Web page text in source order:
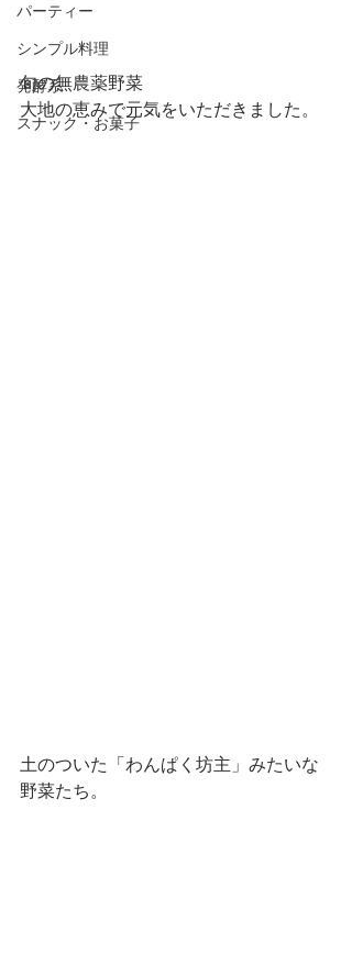
パーティー
シンプル料理
発酵系
スナック・お菓子
旬の無農薬野菜
大地の恵みで元気をいただきました。
土のついた「わんぱく坊主」みたいな
野菜たち。